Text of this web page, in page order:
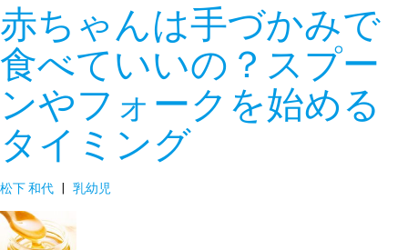
赤ちゃんは手づかみで
食べていいの？スプー
ンやフォークを始める
タイミング
松下 和代 | 乳幼児